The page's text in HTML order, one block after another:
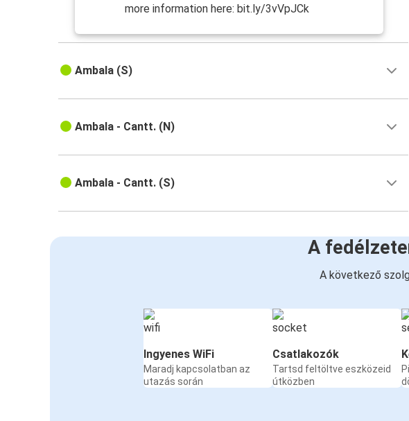
more information here: bit.ly/3vVpJCk
Ambala (S)
Ambala - Cantt. (N)
Ambala - Cantt. (S)
A
A következő
Ingyenes WiFi
Maradj kapcsolatban az
utazás során
Csatlakozók
Tartsd feltöltve eszközeid
útközben